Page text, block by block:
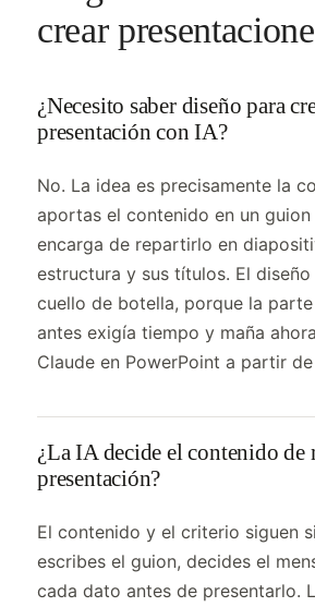
crear
¿Necesito saber diseño para
presentación con IA?
No. La idea es precisamente la
aportas el contenido en un guion
encarga de repartirlo en
estructura y sus títulos. El
cuello de botella, porque la
antes exigía tiempo y maña
Claude en PowerPoint a partir
¿La IA decide el contenido de
presentación?
El contenido y el criterio siguen
escribes el guion, decides el
cada dato antes de presentarlo.